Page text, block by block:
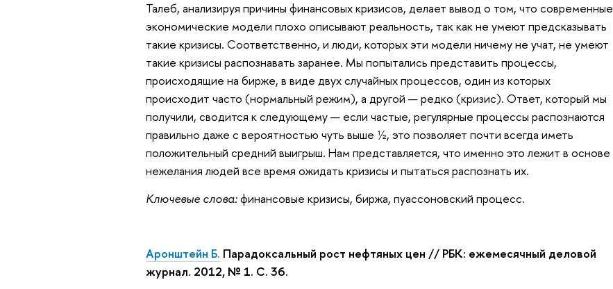
Талеб, анализируя причины финансовых кризисов, делает вывод о том, что современные
экономические модели плохо описывают реальность, так как не умеют предсказывать
такие кризисы. Соответственно, и люди, которых эти модели ничему не учат, не умеют
такие кризисы распознавать заранее. Мы попытались представить процессы,
происходящие на бирже, в виде двух случайных процессов, один из которых
происходит часто (нормальный режим), а другой — редко (кризис). Ответ, который мы
получили, сводится к следующему — если частые, регулярные процессы распознаются
правильно даже с вероятностью чуть выше ½, это позволяет почти всегда иметь
положительный средний выигрыш. Нам представляется, что именно это лежит в основе
нежелания людей все время ожидать кризисы и пытаться распознать их.
Ключевые слова:финансовые кризисы, биржа, пуассоновский процесс.
Аронштейн Б. Парадоксальный рост нефтяных цен // РБК: ежемесячный деловой
журнал. 2012, № 1. С. 36.